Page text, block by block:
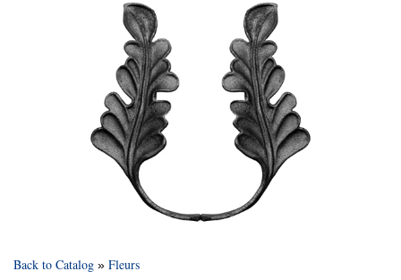
Back to Catalog Fleurs